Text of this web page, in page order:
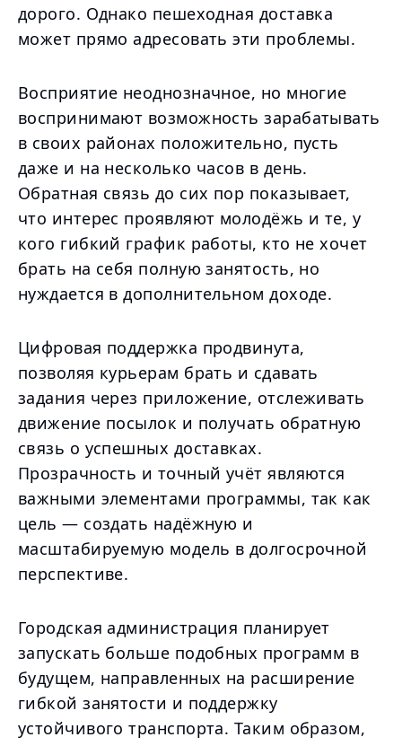
дорого. Однако пешеходная доставка
может прямо адресовать эти проблемы.
Восприятие неоднозначное, но многие
воспринимают возможность зарабатывать
в своих районах положительно, пусть
даже и на несколько часов в день.
Обратная связь до сих пор показывает,
что интерес проявляют молодёжь и те, у
кого гибкий график работы, кто не хочет
брать на себя полную занятость, но
нуждается в дополнительном доходе.
Цифровая поддержка продвинута,
позволяя курьерам брать и сдавать
задания через приложение, отслеживать
движение посылок и получать обратную
связь о успешных доставках.
Прозрачность и точный учёт являются
важными элементами программы, так как
цель — создать надёжную и
масштабируемую модель в долгосрочной
перспективе.
Городская администрация планирует
запускать больше подобных программ в
будущем, направленных на расширение
гибкой занятости и поддержку
устойчивого транспорта. Таким образом,